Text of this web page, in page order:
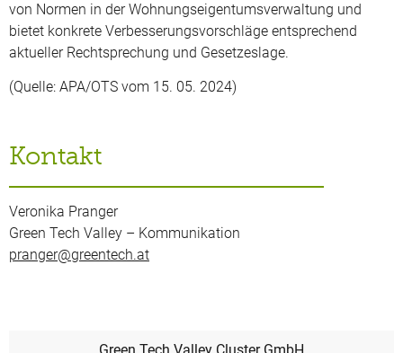
von Normen in der Wohnungseigentumsverwaltung und
bietet konkrete Verbesserungsvorschläge entsprechend
aktueller Rechtsprechung und Gesetzeslage.
(Quelle: APA/OTS vom 15. 05. 2024)
Kontakt
Veronika Pranger
Green Tech Valley – Kommunikation
pranger@greentech.at